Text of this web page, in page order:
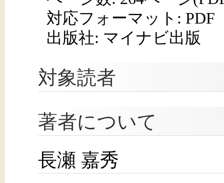
対応フォーマット: PDF
出版社: マイナビ出版
対象読者
著者について
長瀬 嘉秀